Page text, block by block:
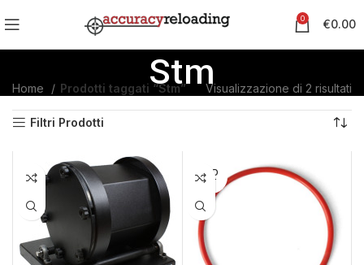
0 €0.00
Stm
Home Prodotti taggati “Stm” Visualizzazione di 2 risultati
Filtri Prodotti
SOLD
OUT